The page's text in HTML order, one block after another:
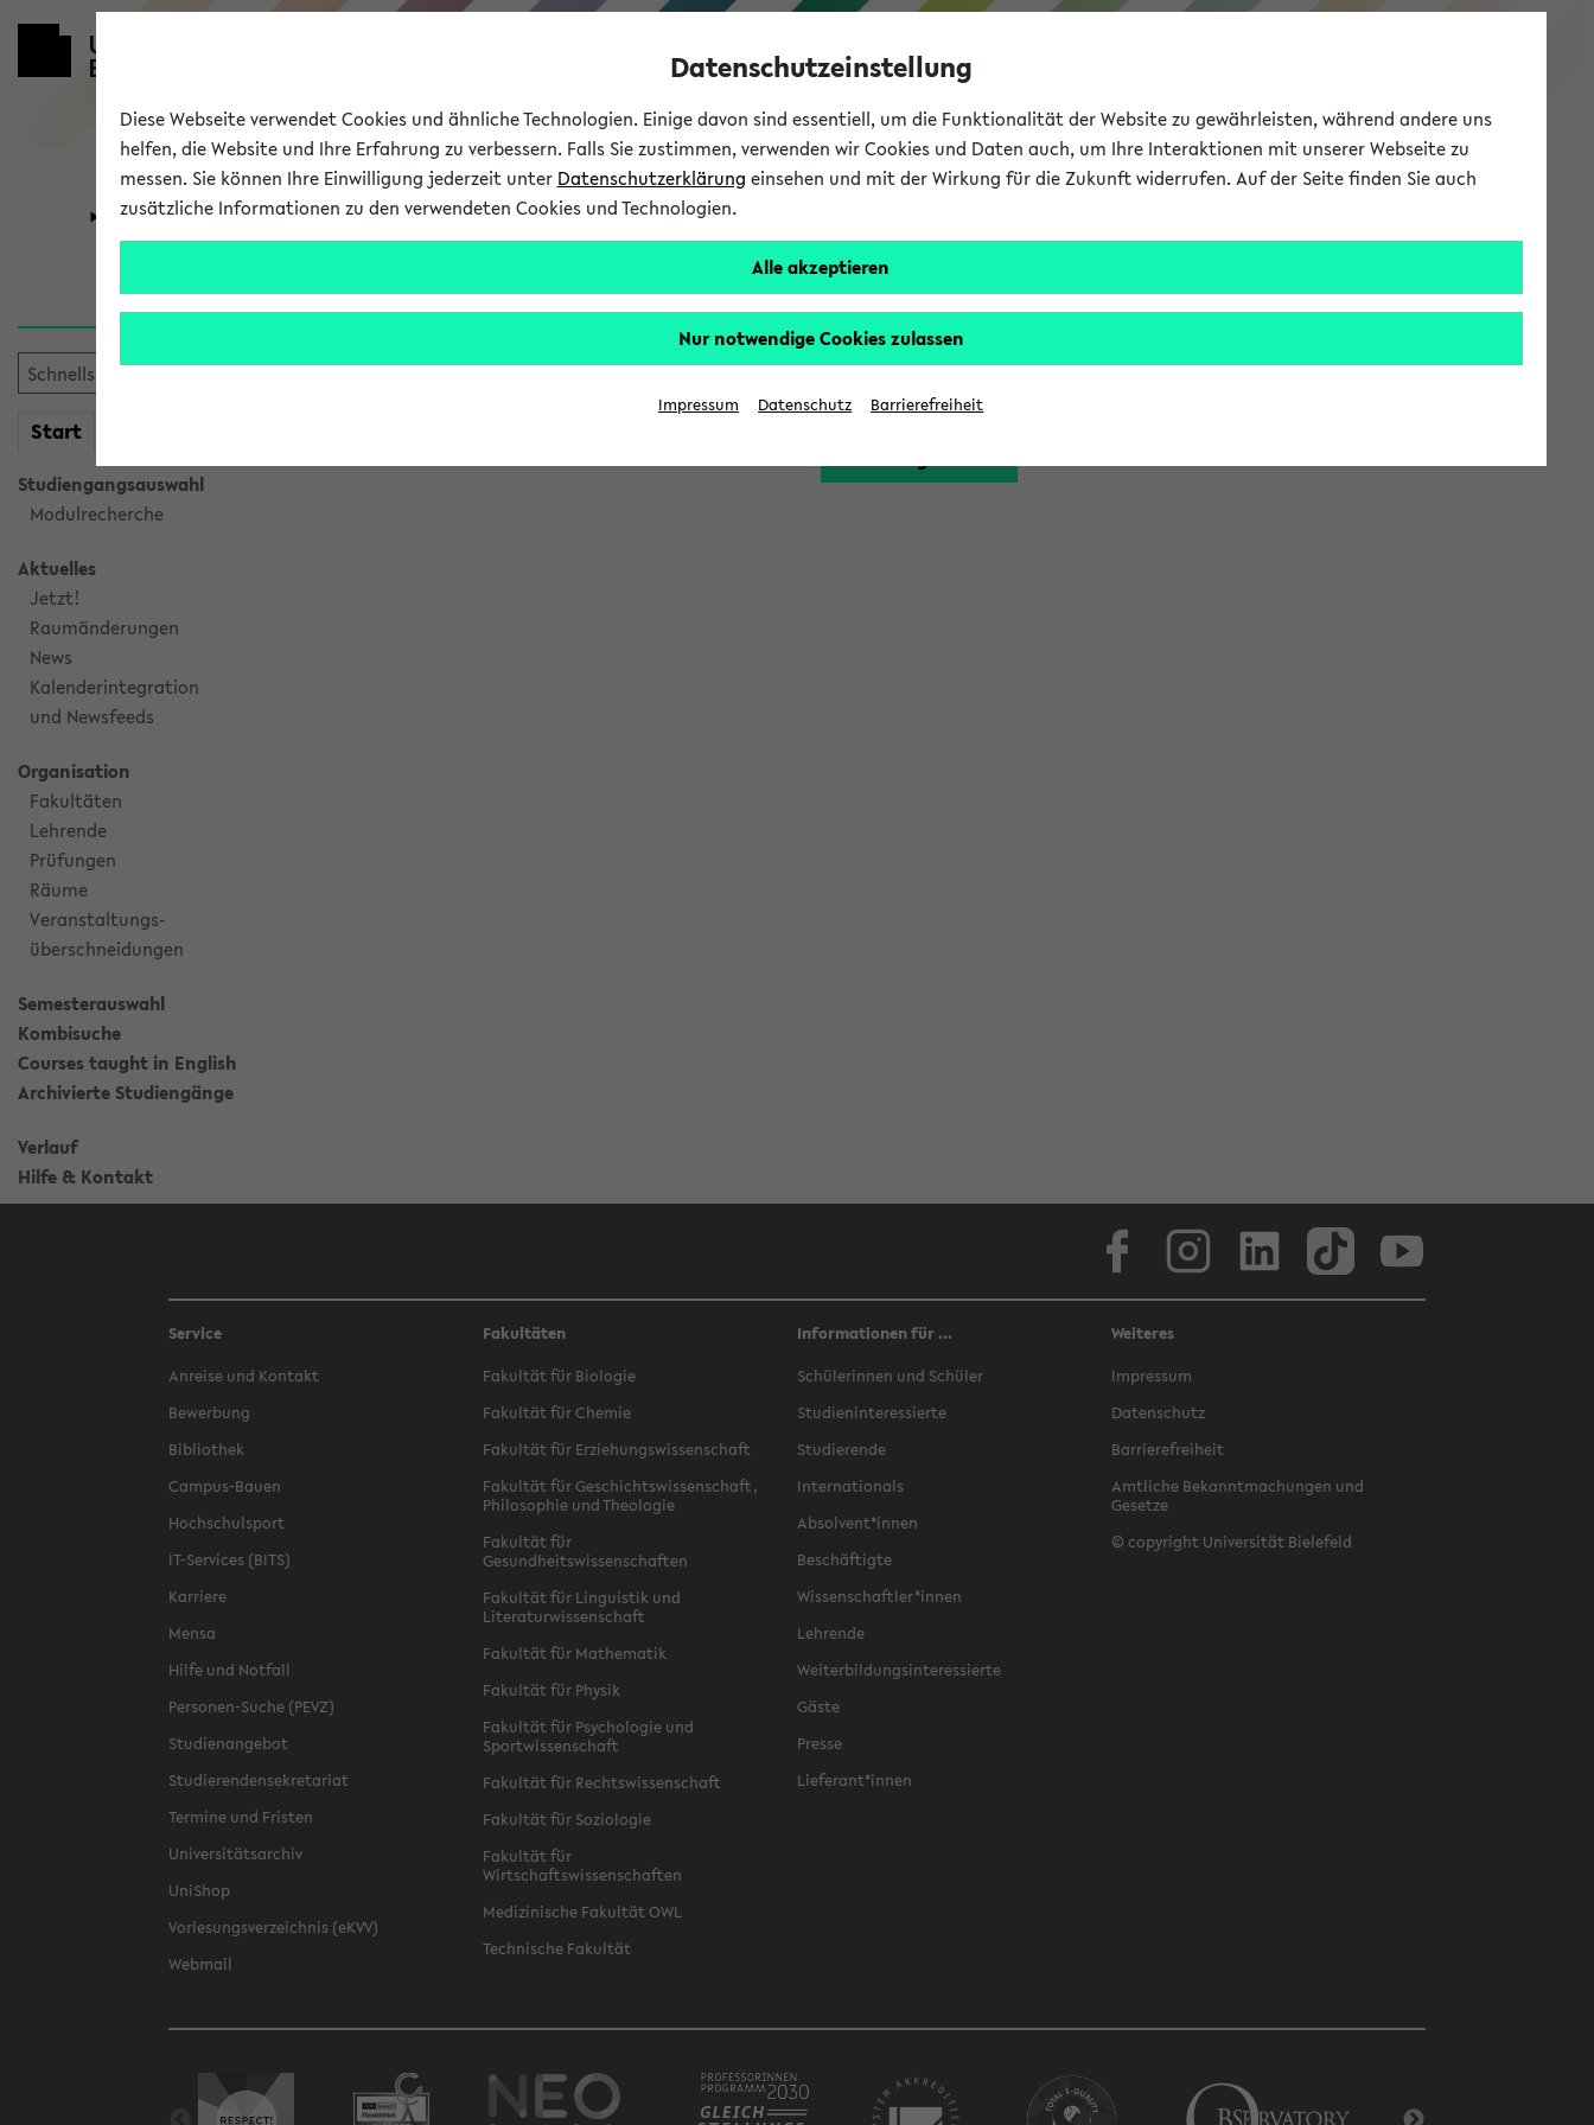
eKVV
Universität Forschung Studium
Start
Studiengangsauswahl
Modulrecherche
Aktuelles
Jetzt!
Raumänderungen
News
Kalenderintegration
und Newsfeeds
Organisation
Fakultäten
Lehrende
Prüfungen
Räume
Veranstaltungs-
überschneidungen
Semesterauswahl
Kombisuche
Courses taught in English
Archivierte Studiengänge
Verlauf
Hilfe & Kontakt
Sie möchten auf eine eKVV Funktion zugreifen, die Ihnen erst nach einer Anmeldung am System zur Verfügung steht.
Bitte melden Sie sich an:
Service
Anreise und Kontakt
Bewerbung
Bibliothek
Campus-Bauen
Hochschulsport
IT-Services (BITS)
Karriere
Mensa
Hilfe und Notfall
Personen-Suche (PEVZ)
Studienangebot
Studierendensekretariat
Termine und Fristen
Universitätsarchiv
UniShop
Vorlesungsverzeichnis (eKVV)
Webmail
Fakultäten
Fakultät für Biologie
Fakultät für Chemie
Fakultät für Erziehungswissenschaft
Fakultät für Geschichtswissenschaft,
Philosophie und Theologie
Fakultät für
Gesundheitswissenschaften
Fakultät für Linguistik und
Literaturwissenschaft
Fakultät für Mathematik
Fakultät für Physik
Fakultät für Psychologie und
Sportwissenschaft
Fakultät für Rechtswissenschaft
Fakultät für Soziologie
Fakultät für
Wirtschaftswissenschaften
Medizinische Fakultät OWL
Technische Fakultät
Informationen für ...
Schülerinnen und Schüler
Studieninteressierte
Studierende
Internationals
Absolvent*innen
Beschäftigte
Wissenschaftler*innen
Lehrende
Weiterbildungsinteressierte
Gäste
Presse
Lieferant*innen
Weiteres
Impressum
Datenschutz
Barrierefreiheit
Amtliche Bekanntmachungen und
Gesetze
© copyright Universität Bielefeld
Datenschutzeinstellung
Diese Webseite verwendet Cookies und ähnliche Technologien. Einige davon sind essentiell, um die Funktionalität der Website zu gewährleisten, während andere uns
helfen, die Website und Ihre Erfahrung zu verbessern. Falls Sie zustimmen, verwenden wir Cookies und Daten auch, um Ihre Interaktionen mit unserer Webseite zu
messen. Sie können Ihre Einwilligung jederzeit unter Datenschutzerklärung einsehen und mit der Wirkung für die Zukunft widerrufen. Auf der Seite finden Sie auch
zusätzliche Informationen zu den verwendeten Cookies und Technologien.
Alle akzeptieren
Nur notwendige Cookies zulassen
Impressum Datenschutz Barrierefreiheit